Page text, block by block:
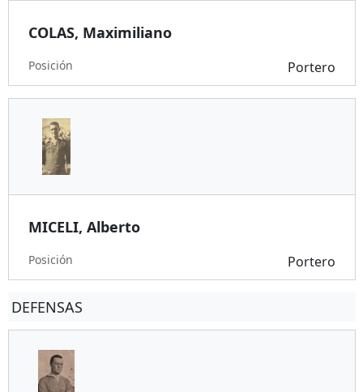
COLAS, Maximiliano
Posición Portero
MICELI, Alberto
Posición Portero
DEFENSAS